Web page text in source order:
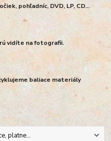
pohľadníc, DVD, LP, CD...
vidíte na fotografii.
baliace materiály
platne...